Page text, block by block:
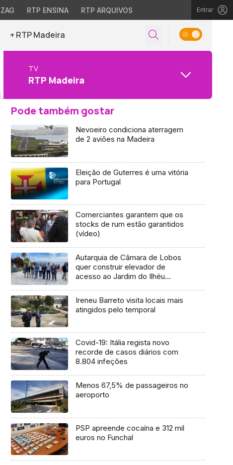
RTP ENSINA RTP ARQUIVOS Entrar
+ RTP Madeira
TV
RTP Madeira
Pode também gostar
Nevoeiro condiciona aterragem
de 2 aviões na Madeira
Eleição de Guterres é uma vitória
para Portugal
Comerciantes garantem que os
stocks de rum estão garantidos
(vídeo)
Autarquia de Câmara de Lobos
quer construir elevador de
acesso ao Jardim do Ilhéu
Ireneu Barreto visita locais mais
atingidos pelo temporal
Covid-19: Itália regista novo
recorde de casos diários com
8.804 infeções
Menos 67,5% de passageiros no
aeroporto
PSP apreende cocaína e 312 mil
euros no Funchal